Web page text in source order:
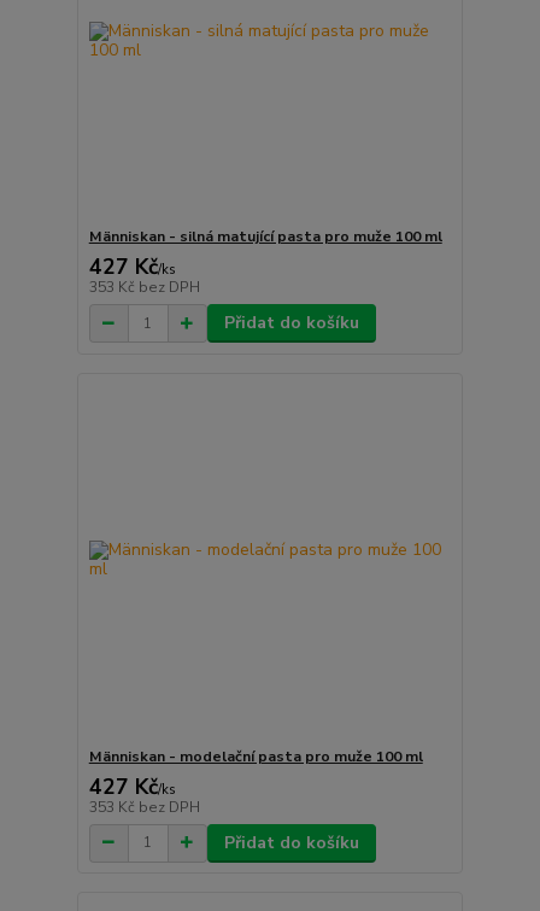
Människan - silná matující pasta pro muže 100 ml
427 Kč/ks
353 Kč bez DPH
Přidat do košíku
Människan - modelační pasta pro muže 100 ml
427 Kč/ks
353 Kč bez DPH
Přidat do košíku